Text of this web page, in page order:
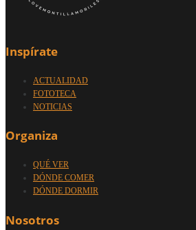
Inspírate
ACTUALIDAD
FOTOTECA
NOTICIAS
Organiza
QUÉ VER
DÓNDE COMER
DÓNDE DORMIR
Nosotros